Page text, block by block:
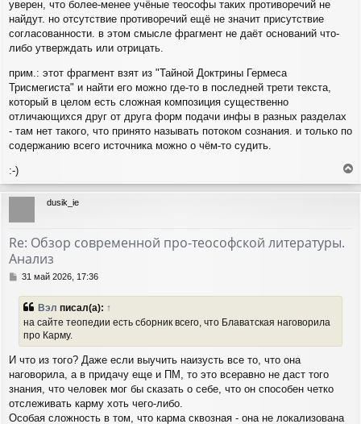
уверен, что более-менее учёные теософы таких противоречий не
найдут. но отсутствие противоречий ещё не значит присутствие
согласованности. в этом смысле фрагмент не даёт оснований что-
либо утверждать или отрицать.
прим.: этот фрагмент взят из "Тайной Доктрины Гермеса
Трисмегиста" и найти его можно где-то в последней трети текста,
который в целом есть сложная композиция существенно
отличающихся друг от друга форм подачи инфы в разных разделах
- там нет такого, что принято называть потоком сознания. и только по
содержанию всего источника можно о чём-то судить.
:-)
е
р
dusik_ie
Re: Обзор современной про-теософской литературы.
Анализ
С
о
щ
н
и
е
31 май 2026, 17:36
Вэл писал(а): ↑
на сайте теопедии есть сборник всего, что Блаватская наговорила
про Карму.
И что из того? Даже если выучить наизусть все то, что она
наговорила, а в придачу еще и ПМ, то это всеравно не даст того
знания, что человек мог бы сказать о себе, что он способен четко
отслеживать карму хоть чего-либо.
Особая сложность в том, что карма сквозная - она не локализована